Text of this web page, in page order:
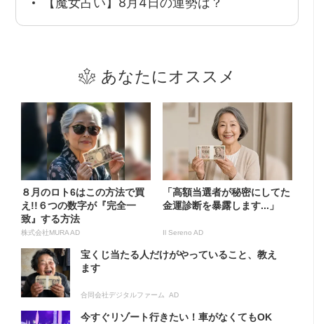
あなたにオススメ
８月のロト6はこの方法で買
え!!６つの数字が『完全一
致』する方法
株式会社MURA AD
「高額当選者が秘密にしてた
金運診断を暴露します...」
Il Sereno AD
宝くじ当たる人だけがやっていること、教え
ます
合同会社デジタルファーム AD
今すぐリゾート行きたい！車がなくてもOK